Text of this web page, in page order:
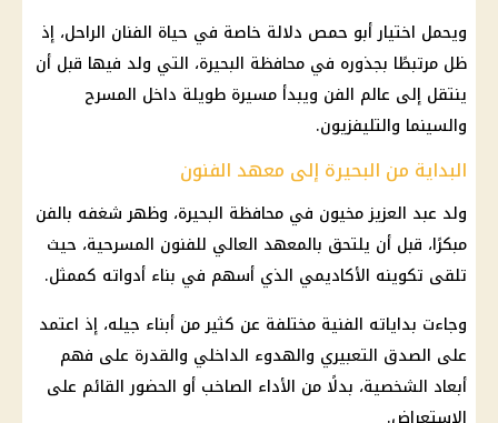
ويحمل اختيار أبو حمص دلالة خاصة في حياة الفنان الراحل، إذ
ظل مرتبطًا بجذوره في محافظة البحيرة، التي ولد فيها قبل أن
ينتقل إلى عالم الفن ويبدأ مسيرة طويلة داخل المسرح
والسينما والتليفزيون.
البداية من البحيرة إلى معهد الفنون
ولد عبد العزيز مخيون في محافظة البحيرة، وظهر شغفه بالفن
مبكرًا، قبل أن يلتحق بالمعهد العالي للفنون المسرحية، حيث
تلقى تكوينه الأكاديمي الذي أسهم في بناء أدواته كممثل.
وجاءت بداياته الفنية مختلفة عن كثير من أبناء جيله، إذ اعتمد
على الصدق التعبيري والهدوء الداخلي والقدرة على فهم
أبعاد الشخصية، بدلًا من الأداء الصاخب أو الحضور القائم على